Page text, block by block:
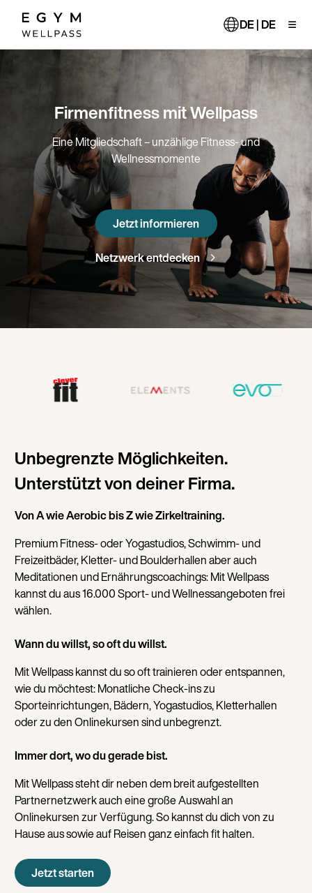
Inhalt DE | DE
Firmenfitness mit Wellpass
Eine Mitgliedschaft – unzählige Fitness- und
Wellnessmomente
Jetzt informieren
Netzwerk entdecken
Unbegrenzte Möglichkeiten.
Unterstützt von deiner Firma.
Von A wie Aerobic bis Z wie Zirkeltraining.
Premium Fitness- oder Yogastudios, Schwimm- und
Freizeitbäder, Kletter- und Boulderhallen aber auch
Meditationen und Ernährungscoachings: Mit Wellpass
kannst du aus 16.000 Sport- und Wellnessangeboten frei
wählen.
Wann du willst, so oft du willst.
Mit Wellpass kannst du so oft trainieren oder entspannen,
wie du möchtest: Monatliche Check-ins zu
Sporteinrichtungen, Bädern, Yogastudios, Kletterhallen
oder zu den Onlinekursen sind unbegrenzt.
Immer dort, wo du gerade bist.
Mit Wellpass steht dir neben dem breit aufgestellten
Partnernetzwerk auch eine große Auswahl an
Onlinekursen zur Verfügung. So kannst du dich von zu
Hause aus sowie auf Reisen ganz einfach fit halten.
Jetzt starten